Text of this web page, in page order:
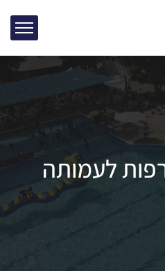
לעמותה